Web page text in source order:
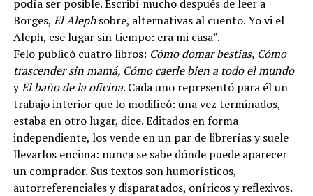
podía ser posible. Escribí mucho después de leer a
Borges, El Alephsobre, alternativas al cuento. Yo vi el
Aleph, ese lugar sin tiempo: era mi casa”.
Felo publicó cuatro libros: Cómo domar bestias, Cómo
trascender sin mamá, Cómo caerle bien a todo el mundo
yEl baño de la oficina. Cada uno representó para él un
trabajo interior que lo modificó: una vez terminados,
estaba en otro lugar, dice. Editados en forma
independiente, los vende en un par de librerías y suele
llevarlos encima: nunca se sabe dónde puede aparecer
un comprador. Sus textos son humorísticos,
autorreferenciales y disparatados, oníricos y reflexivos.